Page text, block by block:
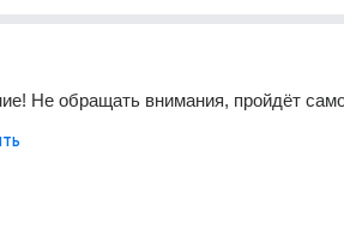
Не обращать внимания, пройдёт